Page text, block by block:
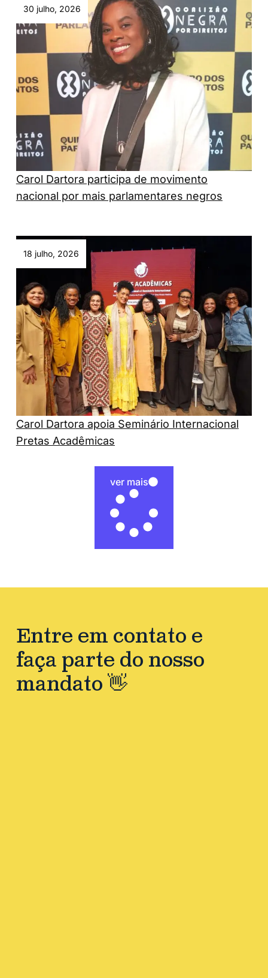
30 julho, 2026
Carol Dartora participa de movimento
nacional por mais parlamentares negros
18 julho, 2026
Carol Dartora apoia Seminário Internacional
Pretas Acadêmicas
ver mais
Entre em contato e
faça parte do nosso
mandato 👋